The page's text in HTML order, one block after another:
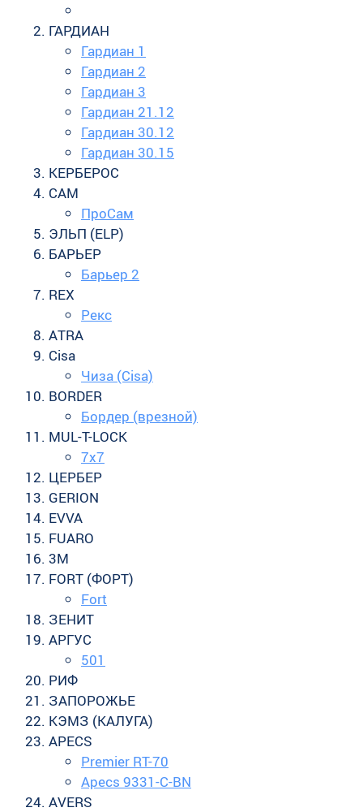
ГАРДИАН
Гардиан 1
Гардиан 2
Гардиан 3
Гардиан 21.12
Гардиан 30.12
Гардиан 30.15
КЕРБЕРОС
САМ
ПроСам
ЭЛЬП (ELP)
БАРЬЕР
Барьер 2
REX
Рекс
АTRA
Cisa
Чиза (Cisa)
BORDER
Бордер (врезной)
MUL-T-LOCK
7x7
ЦЕРБЕР
GERION
EVVA
FUARO
3M
FORT (ФОРТ)
Fort
ЗЕНИТ
АРГУС
501
РИФ
ЗАПОРОЖЬЕ
КЭМЗ (КАЛУГА)
APECS
Premier RT-70
Apecs 9331-C-BN
AVERS